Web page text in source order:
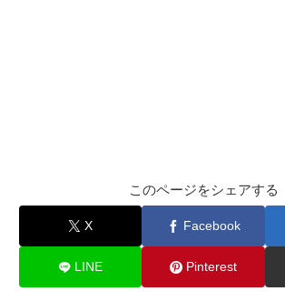
このページをシェアする
X Facebook
LINE Pinterest